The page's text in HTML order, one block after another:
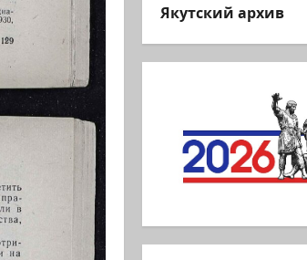
Якутский архив